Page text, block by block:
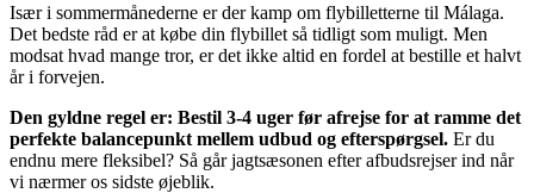
Især i sommermånederne er der kamp om flybilletterne til Málaga.
Det bedste råd er at købe din flybillet så tidligt som muligt. Men
modsat hvad mange tror, er det ikke altid en fordel at bestille et halvt
år i forvejen.
Den gyldne regel er: Bestil 3-4 uger før afrejse for at ramme det
perfekte balancepunkt mellem udbud og efterspørgsel. Er du
endnu mere fleksibel? Så går jagtsæsonen efter afbudsrejser ind når
vi nærmer os sidste øjeblik.